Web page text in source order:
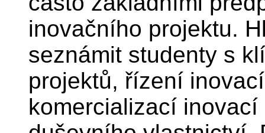
inovačního projektu.
seznámit studenty s
projektů, řízení
komercializací